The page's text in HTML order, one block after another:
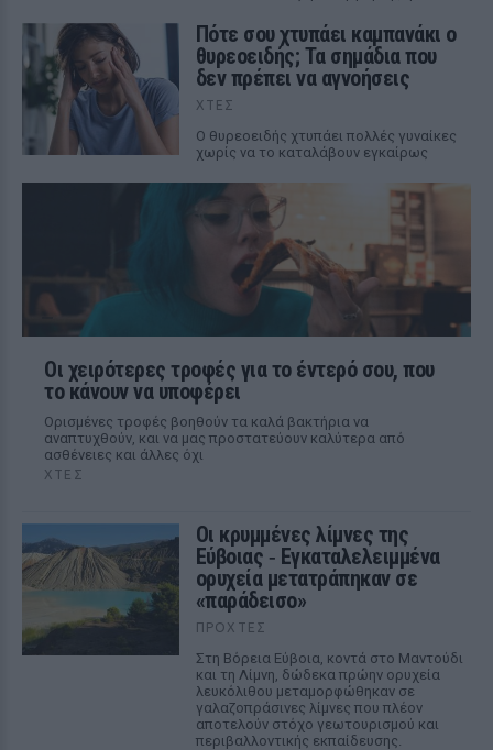
Πότε σου χτυπάει καμπανάκι ο
θυρεοειδής; Τα σημάδια που
δεν πρέπει να αγνοήσεις
ΧΤΕΣ
Ο θυρεοειδής χτυπάει πολλές γυναίκες
χωρίς να το καταλάβουν εγκαίρως
Οι χειρότερες τροφές για το έντερό σου, που
το κάνουν να υποφέρει
Ορισμένες τροφές βοηθούν τα καλά βακτήρια να
αναπτυχθούν, και να μας προστατεύουν καλύτερα από
ασθένειες και άλλες όχι
ΧΤΕΣ
Οι κρυμμένες λίμνες της
Εύβοιας ‑ Εγκαταλελειμμένα
ορυχεία μετατράπηκαν σε
«παράδεισο»
ΠΡΟΧΤΈΣ
Στη Βόρεια Εύβοια, κοντά στο Μαντούδι
και τη Λίμνη, δώδεκα πρώην ορυχεία
λευκόλιθου μεταμορφώθηκαν σε
γαλαζοπράσινες λίμνες που πλέον
αποτελούν στόχο γεωτουρισμού και
περιβαλλοντικής εκπαίδευσης.